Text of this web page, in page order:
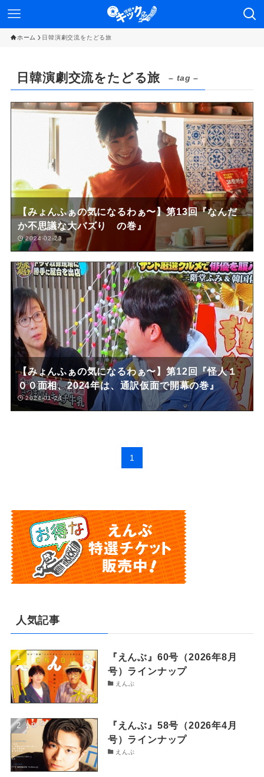
ホーム 日韓演劇交流をたどる旅
日韓演劇交流をたどる旅 – tag –
【みょんふぁの気になるわぁ〜】第13回『なんだ
か不思議な大バズり の巻』
2024-02-23
【みょんふぁの気になるわぁ〜】第12回『怪人１
００面相、2024年は、通訳仮面で開幕の巻』
2024-01-24
1
人気記事
『えんぶ』60号（2026年8月
号）ラインナップ
えんぶ
『えんぶ』58号（2026年4月
号）ラインナップ
えんぶ